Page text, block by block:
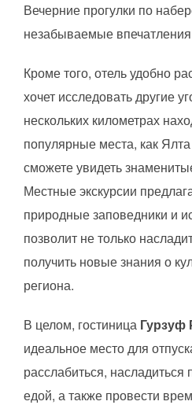
Вечерние прогулки по
незабываемые
Кроме того, отель удобно
хочет исследовать другие
нескольких километрах
популярные места, как
сможете увидеть
Местные экскурсии
природные заповедники и
позволит не только
получить новые знания о
региона.
В целом, гостиница Гурзуф
идеальное место для
расслабиться, насладиться
едой, а также провести